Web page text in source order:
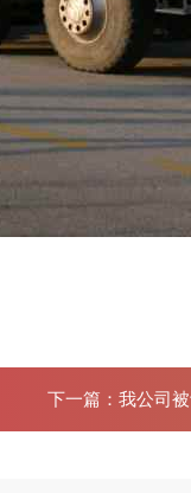
下一篇： 我公司